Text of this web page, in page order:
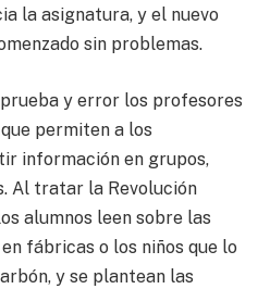
la asignatura, y el nuevo
sin problemas.
y error los profesores
permiten a los
información en grupos,
Al tratar la Revolución
alumnos leen sobre las
fábricas o los niños que lo
y se plantean las